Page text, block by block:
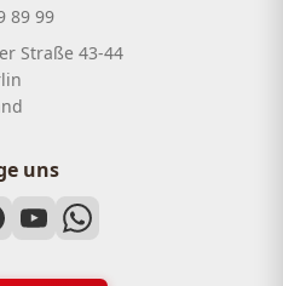
89 99
Straße 43-44
uns